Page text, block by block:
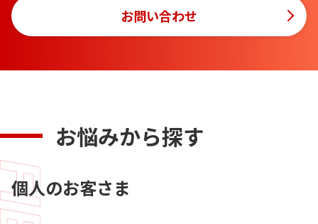
お問い合わせ
お悩みから探す
個人のお客さま